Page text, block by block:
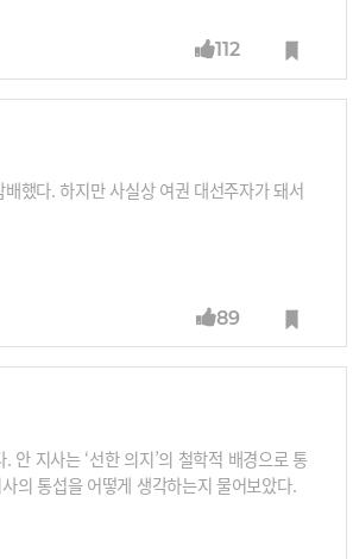
112
했다. 하지만 사실상 여권 대선주자가 돼서
89
안 지사는 ‘선한 의지’의 철학적 배경으로 통
의 통섭을 어떻게 생각하는지 물어보았다.